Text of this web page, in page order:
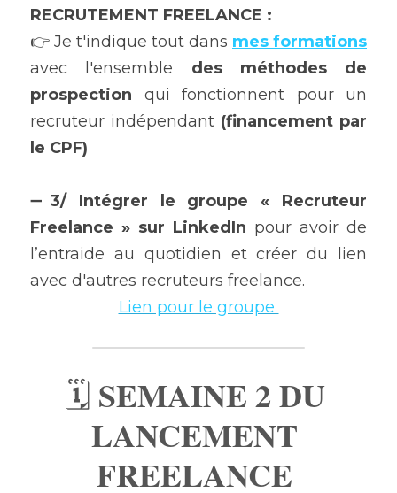
RECRUTEMENT FREELANCE :
👉 Je t'indique tout dans mes formations
avec l'ensemble des méthodes de
prospection qui fonctionnent pour un
recruteur indépendant (financement par
le CPF)
➖ 3/ Intégrer le groupe « Recruteur
Freelance » sur LinkedIn pour avoir de
l’entraide au quotidien et créer du lien
avec d'autres recruteurs freelance.
Lien pour le groupe
🗓 SEMAINE 2 DU
LANCEMENT
FREELANCE